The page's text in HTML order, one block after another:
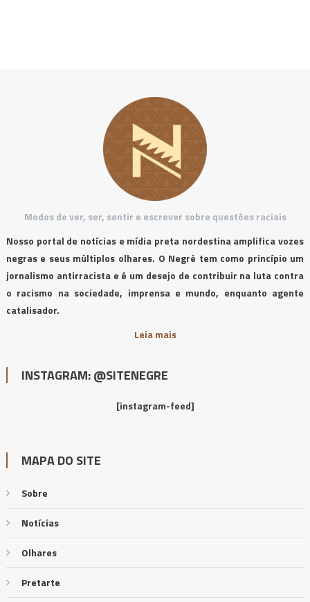
Modos de ver, ser, sentir e escrever sobre questões raciais
Nosso portal de notícias e mídia preta nordestina amplifica vozes
negras e seus múltiplos olhares. O Negrê tem como princípio um
jornalismo antirracista e é um desejo de contribuir na luta contra
o racismo na sociedade, imprensa e mundo, enquanto agente
catalisador.
Leia mais
INSTAGRAM: @SITENEGRE
[instagram-feed]
MAPA DO SITE
Sobre
Notícias
Olhares
Pretarte